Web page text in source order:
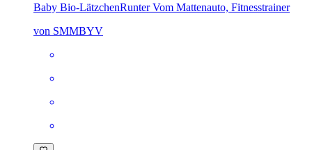
Baby Bio-LätzchenRunter Vom Mattenauto, Fitnesstrainer
von SMMBYV